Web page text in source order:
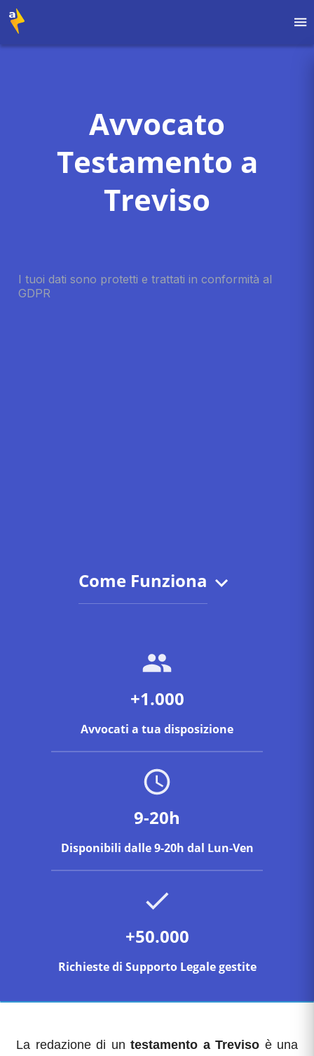
Avvocato
Testamento a
Treviso
Come Funziona
+1.000
Avvocati a tua disposizione
9-20h
Disponibili dalle 9-20h dal Lun-Ven
+50.000
Richieste di Supporto Legale gestite
La redazione di un testamento a Treviso è una